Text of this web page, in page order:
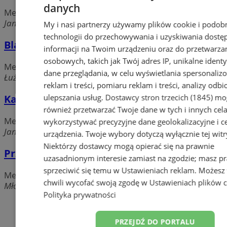
Meble, kuchnie, zabudowy, akcesoria
Jana Pawła II, 44-300 Wodzisław Śląski
Black Red White - MEBLUX GRYT
Meble, kuchnie, zabudowy, akcesoria
Łużycka, 44-300 Wodzisław Sląski
Karbownik. Meble
Meble, kuchnie, zabudowy, akcesoria
Jana Pawła II, 44-300 Wodzisław Śląski
Przystań. Salon meblowy
Meble, kuchnie, zabudowy, akcesoria
Młodzieżowa, 44-373 Wodzisław Śląski
danych
My i nasi partnerzy używamy plików cookie i
technologii do przechowywania i uzyskiwania
informacji na Twoim urządzeniu oraz do
osobowych, takich jak Twój adres IP, unikalne
dane przeglądania, w celu wyświetlania
reklam i treści, pomiaru reklam i treści, analizy
ulepszania usług. Dostawcy stron trzecich (1845)
również przetwarzać Twoje dane w tych i innych
wykorzystywać precyzyjne dane geolokalizacyjne i
urządzenia. Twoje wybory dotyczą wyłącznie tej
Niektórzy dostawcy mogą opierać się na prawnie
uzasadnionym interesie zamiast na zgodzie; masz
sprzeciwić się temu w Ustawieniach reklam.
chwili wycofać swoją zgodę w Ustawieniach plików
Polityka prywatności
PRZEJDŹ DO PORTALU